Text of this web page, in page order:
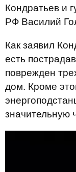
Кондратьев и
РФ Василий
Как заявил
есть
поврежден
дом. Кроме
значительную